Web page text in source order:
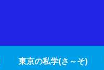
東京の私学(さ～そ)